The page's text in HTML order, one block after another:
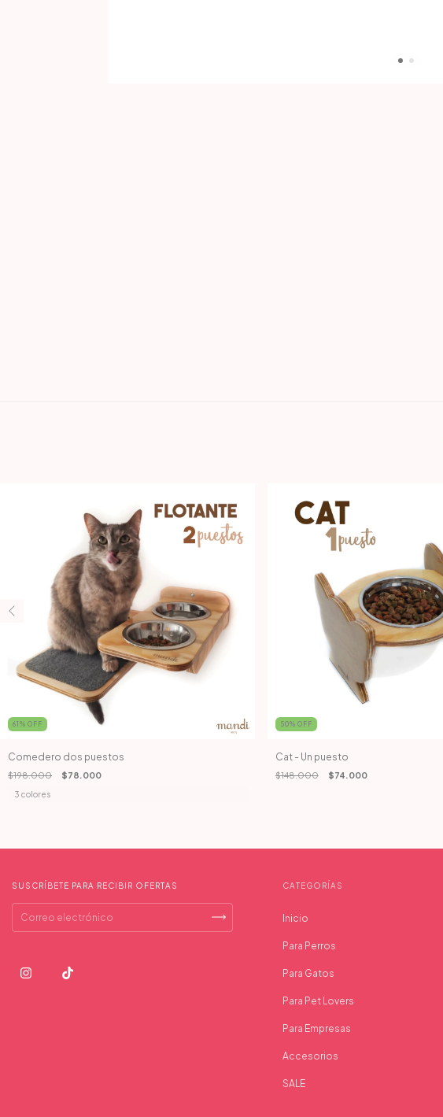
61 % OFF
Comedero dos puestos
$198.000 $78.000
3 colores
50% OFF
Cat - Un puesto
$148.000 $74.000
SUSCRÍBETE PARA RECIBIR OFERTAS CATEGORÍAS
Inicio
Para Perros
Para Gatos
Para Pet Lovers
Para Empresas
Accesorios
SALE